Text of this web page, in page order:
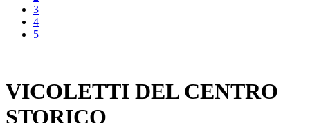
3
4
5
VICOLETTI DEL CENTRO
STORICO